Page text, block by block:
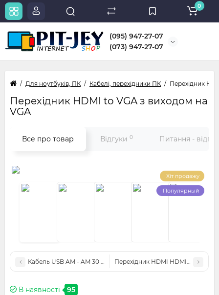
(095) 947-27-07
(073) 947-27-07
0
Для ноутбуків, ПК Кабелі, перехідники ПК Перехідник
Перехідник HDMI to VGA з виходом на
VGA
Все про товар Відгуки 0 Питання -
Хіт продажу
Популярный
Кабель USB AM - AM 30 см. Перехідник HDMI HDMI мама -
В наявності 95